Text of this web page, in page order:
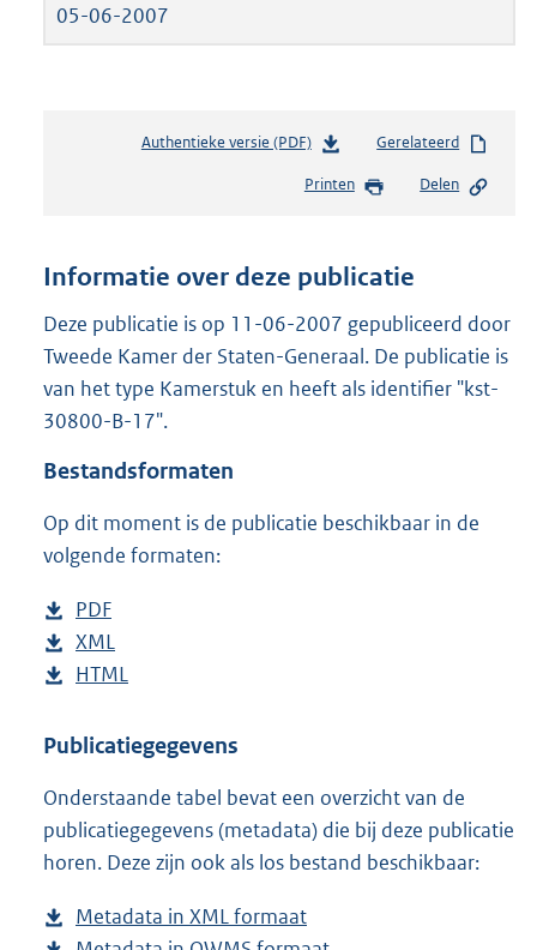
05-06-2007
Authentieke versie (PDF)b
s
n
s
r
o
:
Gerelateerd
Printen Delen
Informatie over deze publicatie
Deze publicatie is op 11-06-2007 gepubliceerd door
Tweede Kamer der Staten-Generaal. De publicatie is
van het type Kamerstuk en heeft als identifier "kst-
30800-B-17".
Bestandsformaten
Op dit moment is de publicatie beschikbaar in de
volgende formaten:
D
o
w
l
a
d
p
b
PDF
e
s
a
d
s
g
o
D
o
n
o
a
d
u
XML
e
t
n
d
s
r
D
w
l
o
a
p
HTML
s
a
n
d
g
Publicatiegegevens
Onderstaande tabel bevat een overzicht van de
publicatiegegevens (metadata) die bij deze publicatie
horen. Deze zijn ook als los bestand beschikbaar:
Metadata in XML formaat